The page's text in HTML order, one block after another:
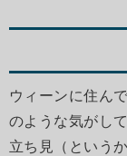
ウィーンに住ん
のような気がし
立ち見（という